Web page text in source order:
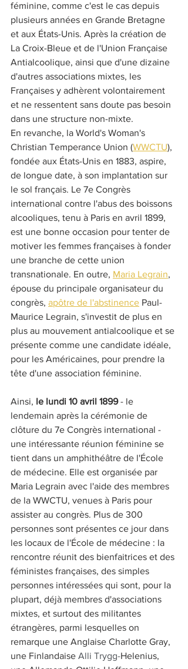
féminine, comme c'est le cas depuis
plusieurs années en Grande Bretagne
et aux États-Unis. Après la création de
La Croix-Bleue et de l'Union Française
Antialcoolique, ainsi que d'une dizaine
d'autres associations mixtes, les
Françaises y adhèrent volontairement
et ne ressentent sans doute pas besoin
dans une structure non-mixte.
En revanche, la World's Woman's
Christian Temperance Union (WWCTU),
fondée aux États-Unis en 1883, aspire,
de longue date, à son implantation sur
le sol français. Le 7e Congrès
international contre l'abus des boissons
alcooliques, tenu à Paris en avril 1899,
est une bonne occasion pour tenter de
motiver les femmes françaises à fonder
une branche de cette union
transnationale. En outre, Maria Legrain,
épouse du principale organisateur du
congrès, apôtre de l'abstinence Paul-
Maurice Legrain, s'investit de plus en
plus au mouvement antialcoolique et se
présente comme une candidate idéale,
pour les Américaines, pour prendre la
tête d'une association féminine.
Ainsi, le lundi 10 avril 1899 - le
lendemain après la cérémonie de
clôture du 7e Congrès international -
une intéressante réunion féminine se
tient dans un amphithéâtre de l'École
de médecine. Elle est organisée par
Maria Legrain avec l'aide des membres
de la WWCTU, venues à Paris pour
assister au congrès. Plus de 300
personnes sont présentes ce jour dans
les locaux de l'École de médecine : la
rencontre réunit des bienfaitrices et des
féministes françaises, des simples
personnes intéressées qui sont, pour la
plupart, déjà membres d'associations
mixtes, et surtout des militantes
étrangères, parmi lesquelles on
remarque une Anglaise Charlotte Gray,
une Finlandaise Alli Trygg-Helenius,